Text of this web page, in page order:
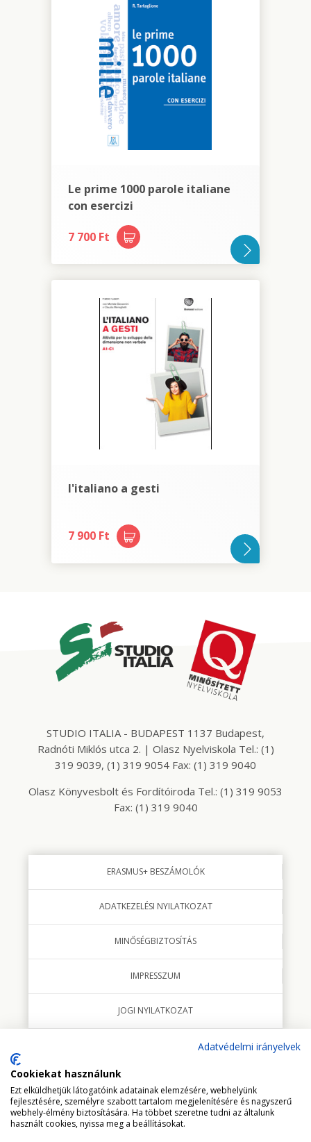
Le prime 1000 parole italiane
con esercizi
7 700 Ft
l'italiano a gesti
7 900 Ft
STUDIO ITALIA - BUDAPEST 1137 Budapest,
Radnóti Miklós utca 2. | Olasz Nyelviskola Tel.: (1)
319 9039, (1) 319 9054 Fax: (1) 319 9040
Olasz Könyvesbolt és Fordítóiroda Tel.: (1) 319 9053
Fax: (1) 319 9040
ERASMUS+ BESZÁMOLÓK
ADATKEZELÉSI NYILATKOZAT
MINŐSÉGBIZTOSÍTÁS
IMPRESSZUM
JOGI NYILATKOZAT
© 2018 minden jog fenntartva Studio Italia Kft.
Adatvédelmi irányelvek
Cookiekat használunk
Ezt elküldhetjük látogatóink adatainak elemzésére, webhelyünk
fejlesztésére, személyre szabott tartalom megjelenítésére és nagyszerű
webhely-élmény biztosítására. Ha többet szeretne tudni az általunk
használt cookies, nyissa meg a beállításokat.